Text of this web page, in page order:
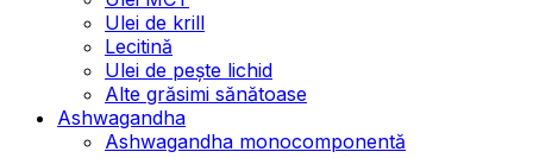
Ulei de krill
Lecitină
Ulei de pește lichid
Alte grăsimi sănătoase
Ashwagandha
Ashwagandha monocomponentă